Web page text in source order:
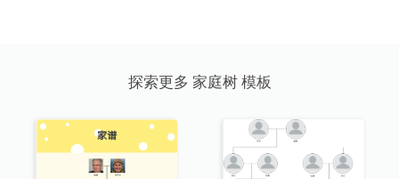
探索更多 家庭树 模板